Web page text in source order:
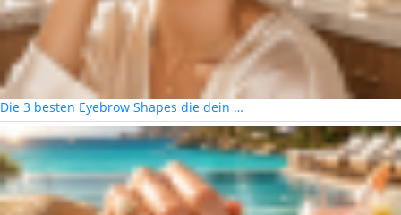
Die 3 besten Eyebrow Shapes die dein …